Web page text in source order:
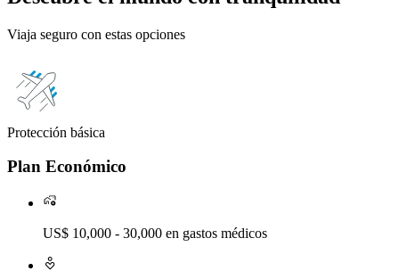
Viaja seguro con estas opciones
Protección básica
Plan Económico
US$ 10,000 - 30,000 en gastos médicos